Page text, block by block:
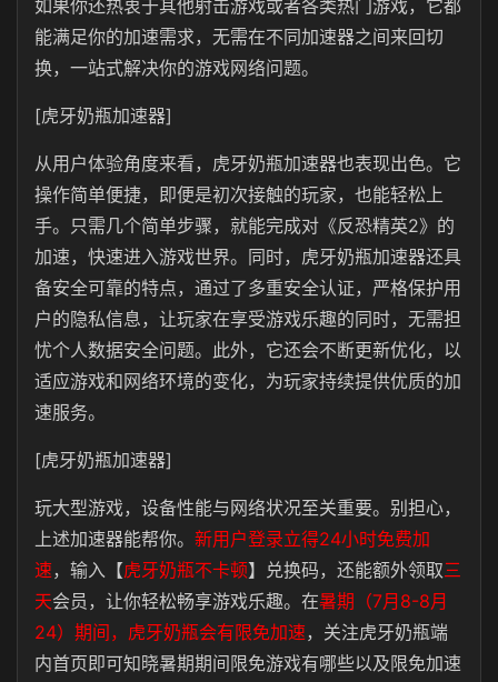
如果你还热衷于其他射击游戏或者各类热门游戏，它都
能满足你的加速需求，无需在不同加速器之间来回切
换，一站式解决你的游戏网络问题。
[虎牙奶瓶加速器]
从用户体验角度来看，虎牙奶瓶加速器也表现出色。它
操作简单便捷，即便是初次接触的玩家，也能轻松上
手。只需几个简单步骤，就能完成对《反恐精英2》的
加速，快速进入游戏世界。同时，虎牙奶瓶加速器还具
备安全可靠的特点，通过了多重安全认证，严格保护用
户的隐私信息，让玩家在享受游戏乐趣的同时，无需担
忧个人数据安全问题。此外，它还会不断更新优化，以
适应游戏和网络环境的变化，为玩家持续提供优质的加
速服务。
[虎牙奶瓶加速器]
玩大型游戏，设备性能与网络状况至关重要。别担心，
上述加速器能帮你。 新用户登录立得24小时免费加
速，输入【虎牙奶瓶不卡顿】兑换码，还能额外领取三
天会员，让你轻松畅享游戏乐趣。在暑期（7月8-8月
24）期间，虎牙奶瓶会有限免加速，关注虎牙奶瓶端
内首页即可知晓暑期期间限免游戏有哪些以及限免加速